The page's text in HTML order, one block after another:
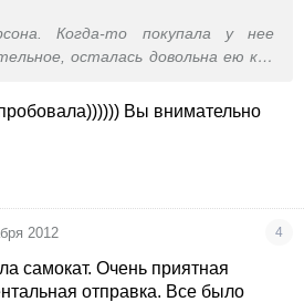
Когда-то покупала у нее
осталась довольна ею как
Вы внимательно
2012 4
самокат. Очень приятная
отправка. Все было